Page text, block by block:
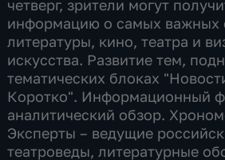
четверг, зрители могут
информацию о самых важных
литературы, кино, театра и
искусства. Развитие тем,
тематических блоках
Коротко". Информационный
аналитический обзор.
Эксперты – ведущие
театроведы, литературные